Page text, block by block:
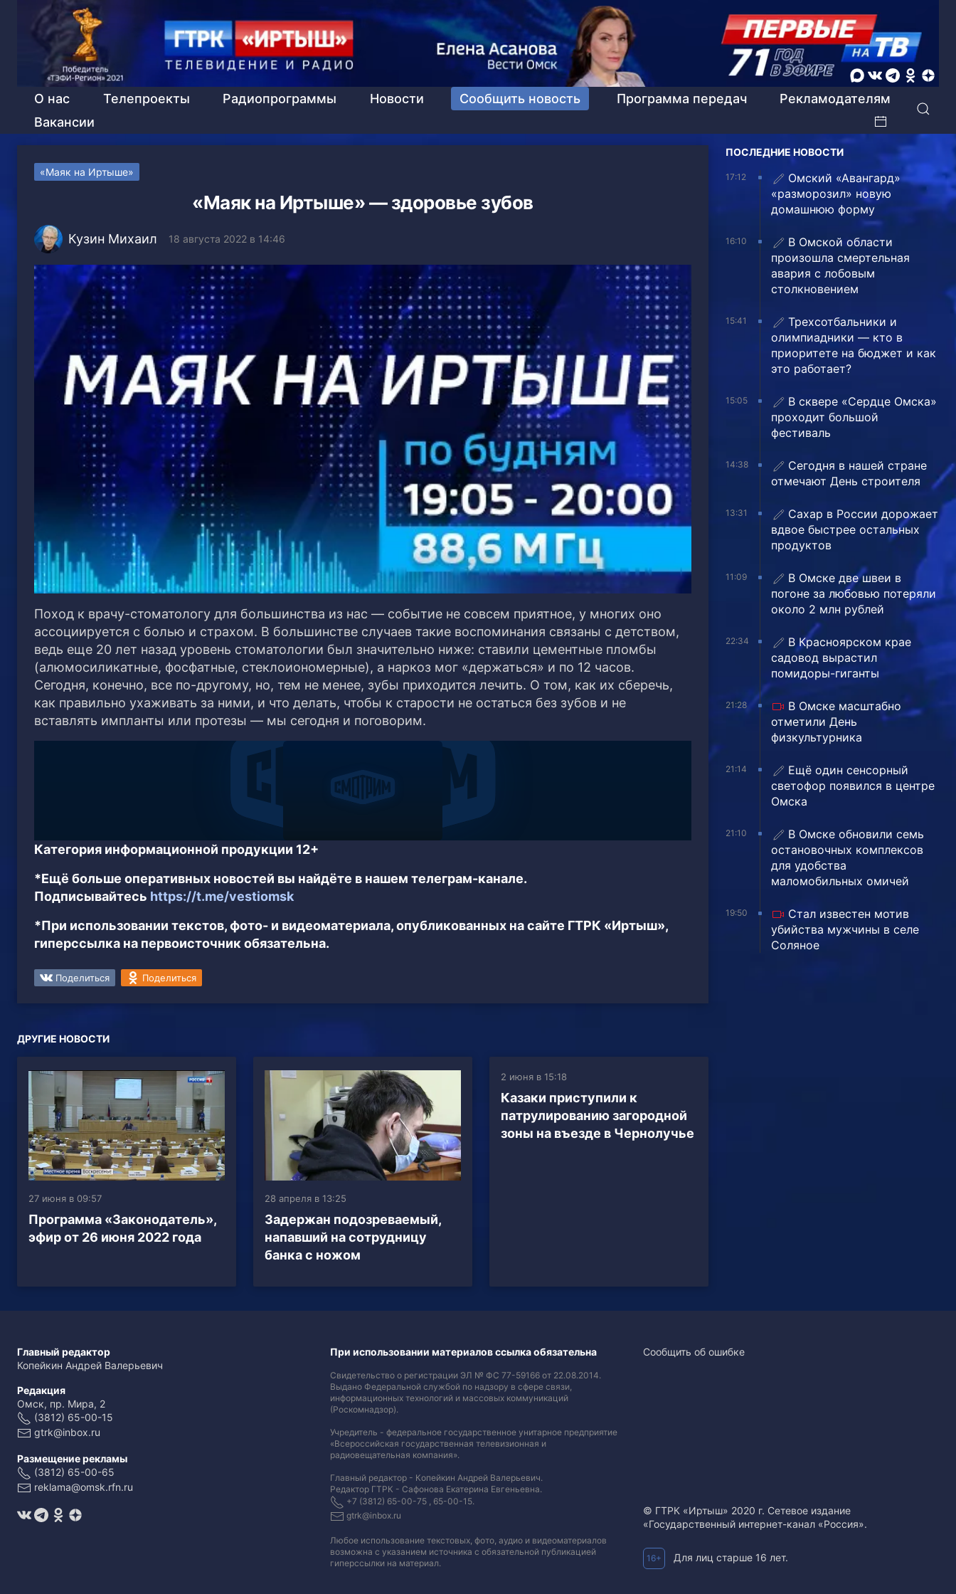
О нас Телепроекты Радиопрограммы Новости Сообщить новость Программа передач
Рекламодателям
Вакансии
«Маяк на Иртыше»
«Маяк на Иртыше» — здоровье зубов
Кузин Михаил 18 августа 2022 в 14:46
Поход к врачу-стоматологу для большинства из нас — событие не совсем приятное, у многих оно
ассоциируется с болью и страхом. В большинстве случаев такие воспоминания связаны с детством,
ведь еще 20 лет назад уровень стоматологии был значительно ниже: ставили цементные пломбы
(алюмосиликатные, фосфатные, стеклоиономерные), а наркоз мог «держаться» и по 12 часов.
Сегодня, конечно, все по-другому, но, тем не менее, зубы приходится лечить. О том, как их сберечь,
как правильно ухаживать за ними, и что делать, чтобы к старости не остаться без зубов и не
вставлять импланты или протезы — мы сегодня и поговорим.
Категория информационной продукции 12+
*Ещё больше оперативных новостей вы найдёте в нашем телеграм-канале.
Подписывайтесь https://t.me/vestiomsk
*При использовании текстов, фото- и видеоматериала, опубликованных на сайте ГТРК «Иртыш»,
гиперссылка на первоисточник обязательна.
Поделиться Поделиться
ДРУГИЕ НОВОСТИ
27 июня в 09:57
Программа «Законодатель»,
эфир от 26 июня 2022 года
28 апреля в 13:25
Задержан подозреваемый,
напавший на сотрудницу
банка с ножом
2 июня в 15:18
Казаки приступили к
патрулированию загородной
зоны на въезде в Чернолучье
ПОСЛЕДНИЕ НОВОСТИ
17:12
Омский «Авангард»
«разморозил» новую
домашнюю форму
16:10
В Омской области
произошла смертельная
авария с лобовым
столкновением
15:41
Трехсотбальники и
олимпиадники — кто в
приоритете на бюджет и как
это работает?
15:05
В сквере «Сердце Омска»
проходит большой
фестиваль
14:38
Сегодня в нашей стране
отмечают День строителя
13:31
Сахар в России дорожает
вдвое быстрее остальных
продуктов
11:09
В Омске две швеи в
погоне за любовью потеряли
около 2 млн рублей
22:34
В Красноярском крае
садовод вырастил
помидоры-гиганты
21:28
В Омске масштабно
отметили День
физкультурника
21:14
Ещё один сенсорный
светофор появился в центре
Омска
21:10
В Омске обновили семь
остановочных комплексов
для удобства
маломобильных омичей
19:50
Стал известен мотив
убийства мужчины в селе
Соляное
Главный редактор
Копейкин Андрей Валерьевич
Редакция
Омск, пр. Мира, 2
(3812) 65-00-15
gtrk@inbox.ru
Размещение рекламы
(3812) 65-00-65
reklama@omsk.rfn.ru
При использовании материалов ссылка обязательна
Свидетельство о регистрации ЭЛ № ФС 77-59166 от 22.08.2014.
Выдано Федеральной службой по надзору в сфере связи,
информационных технологий и массовых коммуникаций
(Роскомнадзор).
Учредитель - федеральное государственное унитарное предприятие
«Всероссийская государственная телевизионная и
радиовещательная компания».
Главный редактор - Копейкин Андрей Валерьевич.
Редактор ГТРК - Сафонова Екатерина Евгеньевна.
+7 (3812) 65-00-75 , 65-00-15.
gtrk@inbox.ru
Любое использование текстовых, фото, аудио и видеоматериалов
возможна с указанием источника с обязательной публикацией
гиперссылки на материал.
Сообщить об ошибке
© ГТРК «Иртыш» 2020 г. Сетевое издание
«Государственный интернет-канал «Россия».
16+ Для лиц старше 16 лет.